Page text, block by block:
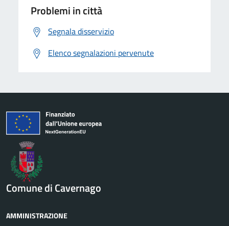
Problemi in città
Segnala disservizio
Elenco segnalazioni pervenute
Comune di Cavernago
AMMINISTRAZIONE